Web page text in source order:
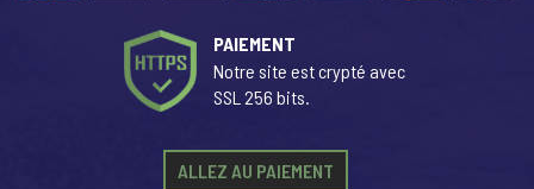
PAIEMENT
Notre site est crypté avec
SSL 256 bits.
ALLEZ AU PAIEMENT